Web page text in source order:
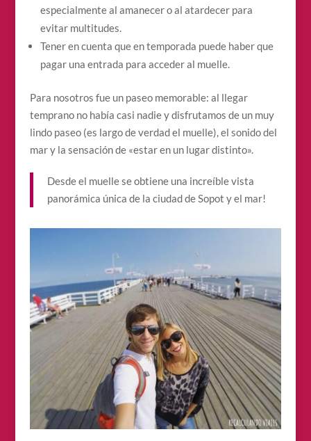
especialmente al amanecer o al atardecer para
evitar multitudes.
Tener en cuenta que en temporada puede haber que
pagar una entrada para acceder al muelle.
Para nosotros fue un paseo memorable: al llegar
temprano no había casi nadie y disfrutamos de un muy
lindo paseo (es largo de verdad el muelle), el sonido del
mar y la sensación de «estar en un lugar distinto».
Desde el muelle se obtiene una increíble vista
panorámica única de la ciudad de Sopot y el mar!